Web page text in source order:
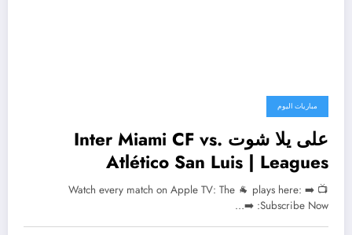
مباريات اليوم
على يلا شوت Inter Miami CF vs.
Atlético San Luis | Leagues
📺 Watch every match on Apple TV: The 🐐 plays here: ➡️
Subscribe Now: ➡️…